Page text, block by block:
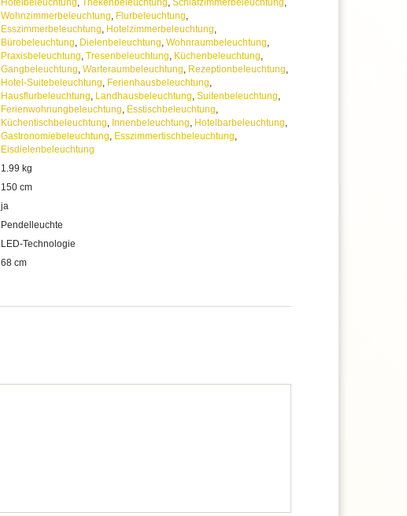
Hotelbeleuchtung, Thekenbeleuchtung, Schlafzimmerbeleuchtung,
Wohnzimmerbeleuchtung, Flurbeleuchtung,
Esszimmerbeleuchtung, Hotelzimmerbeleuchtung,
Bürobeleuchtung, Dielenbeleuchtung, Wohnraumbeleuchtung,
Praxisbeleuchtung, Tresenbeleuchtung, Küchenbeleuchtung,
Gangbeleuchtung, Warteraumbeleuchtung, Rezeptionbeleuchtung,
Hotel-Suitebeleuchtung, Ferienhausbeleuchtung,
Hausflurbeleuchtung, Landhausbeleuchtung, Suitenbeleuchtung,
Ferienwohnungbeleuchtung, Esstischbeleuchtung,
Küchentischbeleuchtung, Innenbeleuchtung, Hotelbarbeleuchtung,
Gastronomiebeleuchtung, Esszimmertischbeleuchtung,
Eisdielenbeleuchtung
1.99 kg
150 cm
ja
Pendelleuchte
LED-Technologie
68 cm